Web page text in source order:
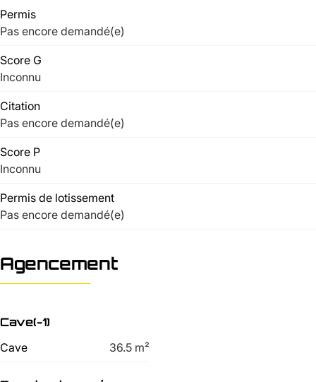
Permis
Pas encore demandé(e)
Score G
Inconnu
Citation
Pas encore demandé(e)
Score P
Inconnu
Permis de lotissement
Pas encore demandé(e)
Agencement
Cave(-1)
Cave
36.5 m²